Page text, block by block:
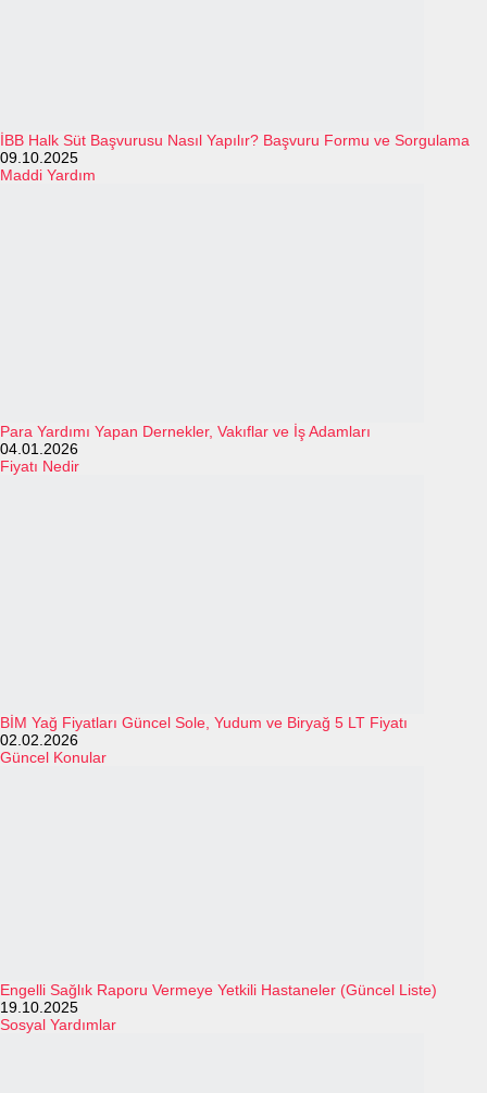
İBB Halk Süt Başvurusu Nasıl Yapılır? Başvuru Formu ve Sorgulama
09.10.2025
Maddi Yardım
Para Yardımı Yapan Dernekler, Vakıflar ve İş Adamları
04.01.2026
Fiyatı Nedir
BİM Yağ Fiyatları Güncel Sole, Yudum ve Biryağ 5 LT Fiyatı
02.02.2026
Güncel Konular
Engelli Sağlık Raporu Vermeye Yetkili Hastaneler (Güncel Liste)
19.10.2025
Sosyal Yardımlar